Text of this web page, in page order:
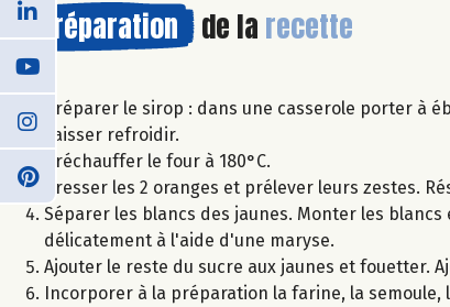
Préparation de la recette
Préparer le sirop : dans une casserole porter à
Laisser refroidir.
Préchauffer le four à 180°C.
Presser les 2 oranges et prélever leurs zestes.
Séparer les blancs des jaunes. Monter les
délicatement à l'aide d'une maryse.
Ajouter le reste du sucre aux jaunes et fouetter.
Incorporer à la préparation la farine, la semoule,